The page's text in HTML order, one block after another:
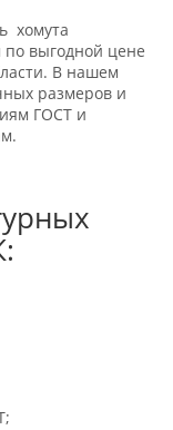
хомута
выгодной цене
В нашем
размеров и
ГОСТ и